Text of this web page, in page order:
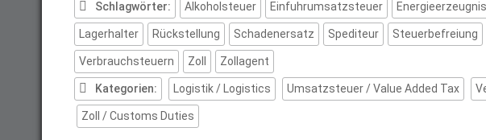
eines
unerledigten
T-
Papiers
Schlagwörter: Alkoholsteuer Einfuhrumsatzsteuer
Lagerhalter Rückstellung Schadenersatz Spediteur Steuerbefreiung
Verbrauchsteuern Zoll Zollagent
Kategorien: Logistik / Logistics Umsatzsteuer / Value Added Tax
Zoll / Customs Duties